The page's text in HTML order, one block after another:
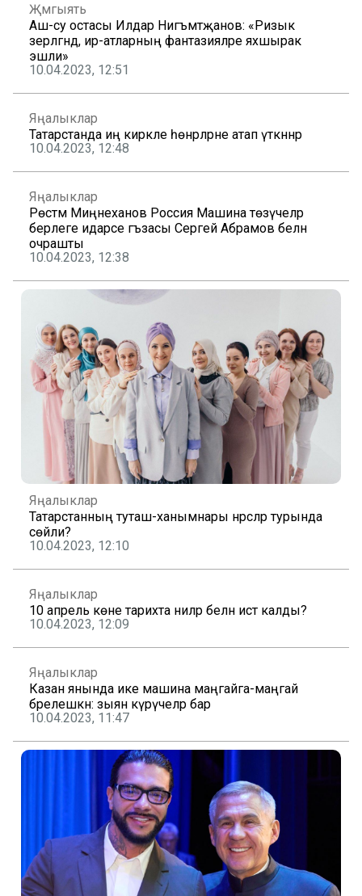
Җәмгыять
Аш-су остасы Илдар Нигъмәтҗанов: «Ризык
әзерләгәндә, ир-атларның фантазияләре яхшырак
эшли»
10.04.2023, 12:51
Яңалыклар
Татарстанда иң кирәкле һөнәрләрне атап үткәннәр
10.04.2023, 12:48
Яңалыклар
Рөстәм Миңнеханов Россия Машина төзүчеләр
берлеге идарәсе әгъзасы Сергей Абрамов белән
очрашты
10.04.2023, 12:38
Яңалыклар
Татарстанның туташ-ханымнары нәрсәләр турында
сөйли?
10.04.2023, 12:10
Яңалыклар
10 апрель көне тарихта ниләр белән истә калды?
10.04.2023, 12:09
Яңалыклар
Казан янында ике машина маңгайга-маңгай
бәрелешкән: зыян күрүчеләр бар
10.04.2023, 11:47